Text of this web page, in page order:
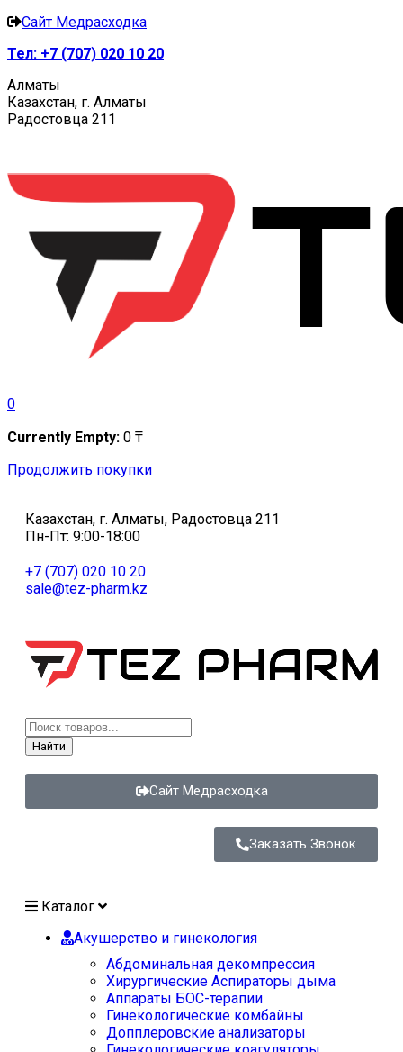
Сайт Медрасходка
Тел: +7 (707) 020 10 20
Алматы
Казахстан, г. Алматы
Радостовца 211
0
Currently Empty: 0 ₸
Продолжить покупки
Казахстан, г. Алматы, Радостовца 211
Пн-Пт: 9:00-18:00
+7 (707) 020 10 20
sale@tez-pharm.kz
Найти
Сайт Медрасходка
Заказать Звонок
Каталог
Акушерство и гинекология
Абдоминальная декомпрессия
Хирургические Аспираторы дыма
Аппараты БОС-терапии
Гинекологические комбайны
Допплеровские анализаторы